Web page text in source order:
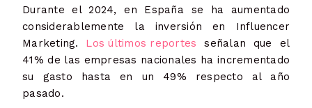
Durante el 2024, en España se ha aumentado
considerablemente la inversión en Influencer
Marketing. Los últimos reportes señalan que el
41% de las empresas nacionales ha incrementado
su gasto hasta en un 49% respecto al año
pasado.